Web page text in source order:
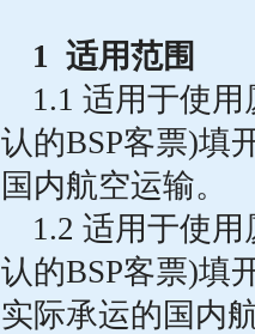
1 适用范围
1.1 适用于使
认的BSP客票)填
国内航空运输。
1.2 适用于使
认的BSP客票)填
实际承运的国内